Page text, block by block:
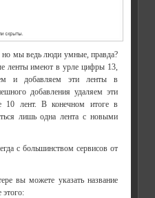
но мы ведь люди умные, правда?
ленты имеют в урле цифры 13,
и добавляем эти ленты в
добавления удаляем эти
10 лент. В конечном итоге в
лишь одна лента с новыми
с большинством сервисов от
вы можете указать название
этого: